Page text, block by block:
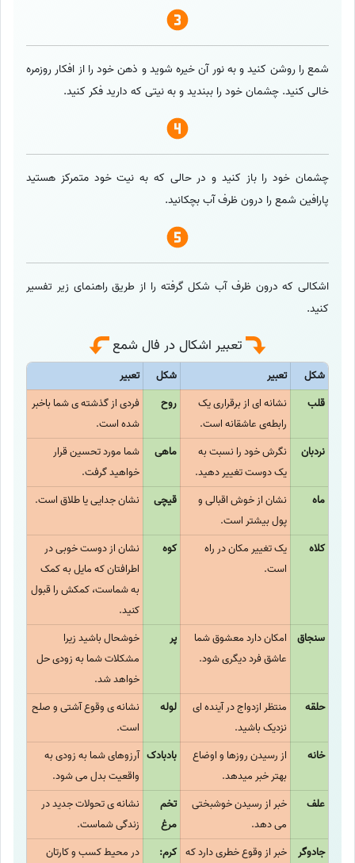
شمع را روشن کنید و به نور آن خیره شوید و ذهن خود را از افکار روزمره
خالی کنید. چشمان خود را ببندید و به نیتی که دارید فکر کنید.
چشمان خود را باز کنید و در حالی که به نیت خود متمرکز هستید
پارافین شمع را درون ظرف آب بچکانید.
اشکالی که درون ظرف آب شکل گرفته را از طریق راهنمای زیر تفسیر
کنید.
تعبیر اشکال در فال شمع
شکل تعبیر شکل
تعبیر
قلب
نشانه ای از برقراری یک
رابطه‌ی عاشقانه است.
روح
فردی از گذشته ی شما باخبر
شده است.
نردبان
نگرش خود را نسبت به
یک دوست تغییر دهید.
ماهی
شما مورد تحسین قرار
خواهید گرفت.
ماه
نشان از خوش اقبالی و
پول بیشتر است.
قیچی نشان جدایی یا طلاق است.
کلاه
یک تغییر مکان در راه
است.
کوه
نشان از دوست خوبی در
اطرافتان که مایل به کمک
به شماست، کمکش را قبول
کنید.
سنجاق
امکان دارد معشوق شما
عاشق فرد دیگری شود.
پر
خوشحال باشید زیرا
مشکلات شما به زودی حل
خواهد شد.
حلقه
منتظر ازدواج در آینده ای
نزدیک باشید.
لوله
نشانه ی وقوع آشتی و صلح
است.
خانه
از رسیدن روزها و اوضاع
بهتر خبر میدهد.
بادبادک آرزوهای شما به زودی به
واقعیت بدل می شود.
علف
خبر از رسیدن خوشبختی
می دهد.
تخم
مرغ
نشانه ی تحولات جدید در
زندگی شماست.
جادوگر
خبر از وقوع خطری دارد که کرم:
در محیط کسب و کارتان